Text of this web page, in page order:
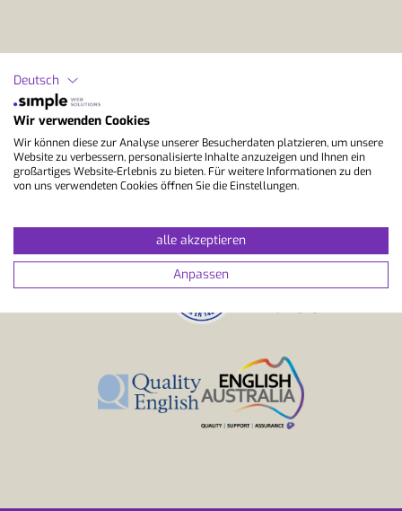
Wir sind dein Premium-Sprachreisenexperte
Deutsch
Wir verwenden Cookies
Wir können diese zur Analyse unserer Besucherdaten platzieren, um unsere
Website zu verbessern, personalisierte Inhalte anzuzeigen und Ihnen ein
großartiges Website-Erlebnis zu bieten. Für weitere Informationen zu den
von uns verwendeten Cookies öffnen Sie die Einstellungen.
alle akzeptieren
Anpassen